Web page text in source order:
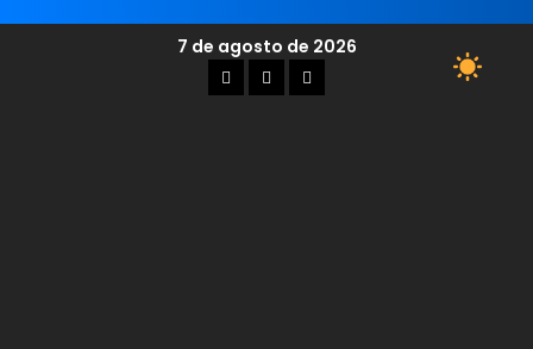
7 de agosto de 2026